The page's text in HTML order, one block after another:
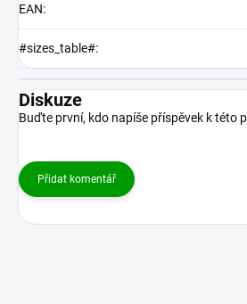
EAN:
#sizes_table#:
Diskuze
Buďte první, kdo napíše příspěvek k této
Přidat komentář